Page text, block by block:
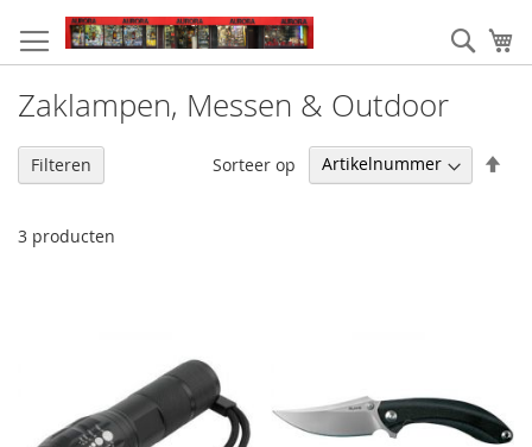
naar
de
Zoek
Zaklampen, Messen & Outdoor
3 producten
Sorteer op
Filteren